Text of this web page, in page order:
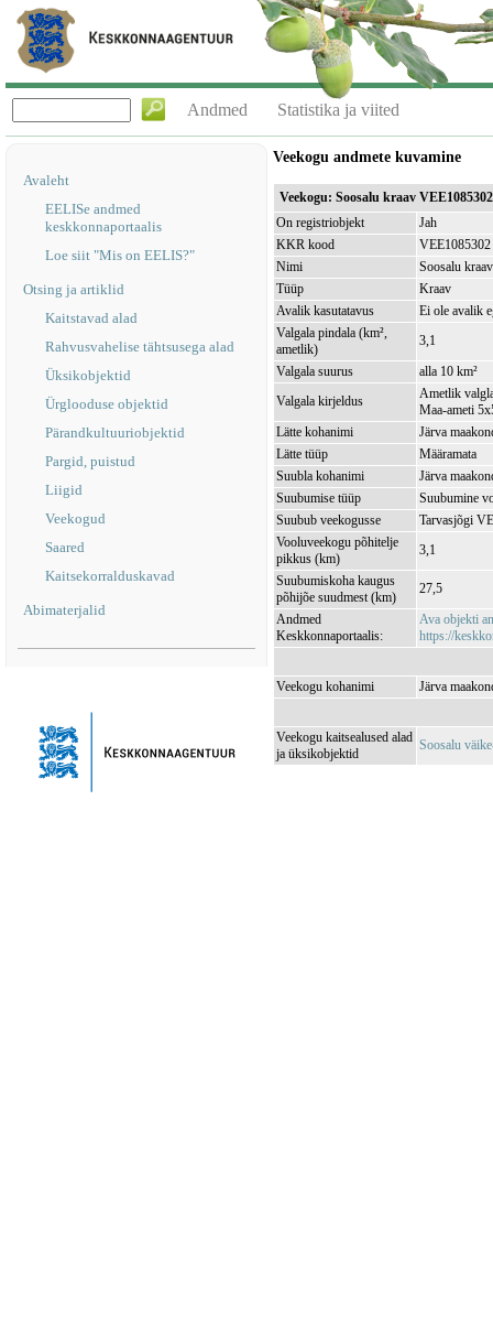
Andmed Statistika ja viited
Avaleht
EELISe andmed
keskkonnaportaalis
Loe siit "Mis on EELIS?"
Otsing ja artiklid
Kaitstavad alad
Rahvusvahelise tähtsusega alad
Üksikobjektid
Ürglooduse objektid
Pärandkultuuriobjektid
Pargid, puistud
Liigid
Veekogud
Saared
Kaitsekorralduskavad
Abimaterjalid
Veekogu andmete kuvamine
Veekogu: Soosalu kraav VEE1085302
On registriobjekt
Jah
KKR kood
VEE1085302
Nimi
Soosalu kraav
Tüüp
Kraav
Avalik kasutatavus
Ei ole avalik
Valgala pindala (km²,
ametlik)
3,1
Valgala suurus
alla 10 km²
Valgala kirjeldus
Ametlik
Maa-ameti
Lätte kohanimi
Järva
Lätte tüüp
Määramata
Suubla kohanimi
Järva
Suubumise tüüp
Suubumine
Suubub veekogusse
Tarvasjõgi
Vooluveekogu põhitelje
pikkus (km)
3,1
Suubumiskoha kaugus
põhijõe suudmest (km)
27,5
Andmed
Keskkonnaportaalis:
Ava objekti
https://
Veekogu kohanimi Järva
Veekogu kaitsealused alad
ja üksikobjektid
Soosalu